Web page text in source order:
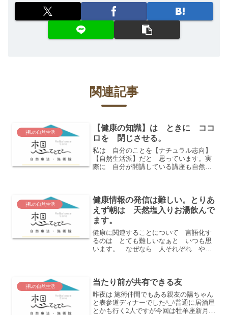
関連記事
├私の自然生活
【健康の知識】は ときに ココ
ロを 閉じさせる。
私は 自分のことを【ナチュラル志向】
【自然生活派】だと 思っています。実
際に 自分が開講している講座も自然美
原材料 製造方法など気にし...
├私の自然生活
健康情報の発信は難しい。とりあ
えず朝は 天然塩入りお湯飲んで
ます。
健康に関連することについて 言語化す
るのは とても難しいなぁと いつも思
います。 なぜなら 人それぞれ やっ
にとったし、その二つの学...
├私の自然生活 当たり前が共有できる友
昨夜は 施術仲間でもある親友の陽ちゃん
と表参道ディナーでした^_^普通に居酒屋
とかも行く2人ですが今回は牡羊座新月と